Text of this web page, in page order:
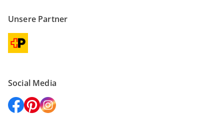
Unsere Partner
Social Media